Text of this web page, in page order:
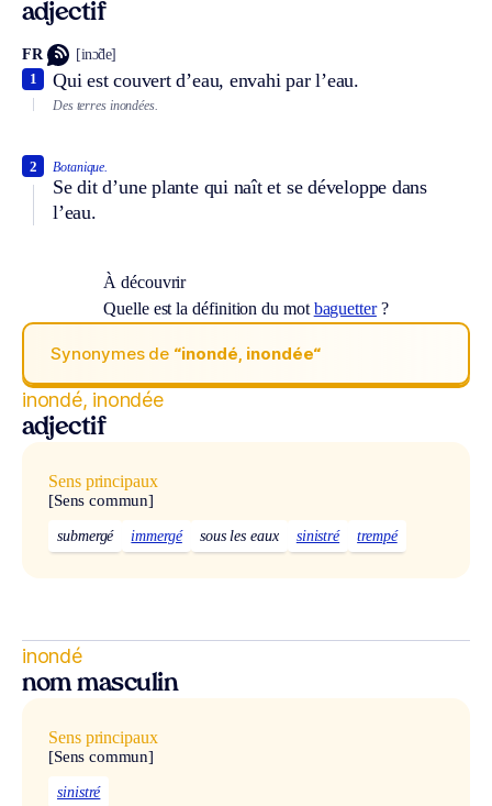
adjectif
FR [inɔ̃de]
Qui est couvert d’eau, envahi par l’eau.
1
Des terres inondées.
Botanique.
Se dit d’une plante qui naît et se développe dans
l’eau.
2
À découvrir
Quelle est la définition du mot baguetter?
Synonymes de “inondé, inondée“
inondé, inondée
adjectif
Sens principaux
[Sens commun]
submergé immergé sous les eaux sinistré trempé
inondé
nom masculin
Sens principaux
[Sens commun]
sinistré